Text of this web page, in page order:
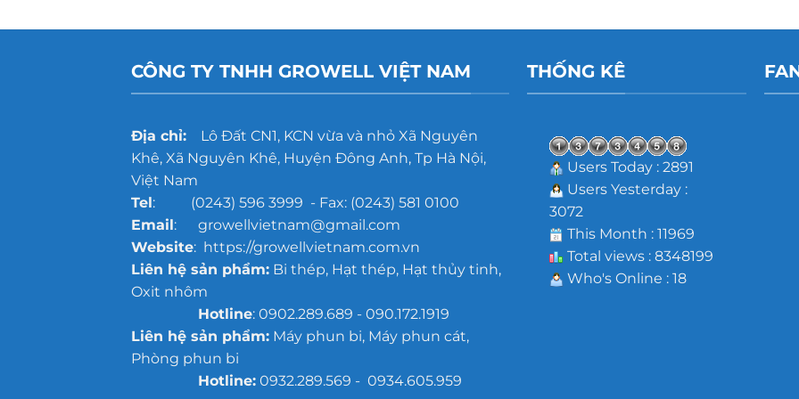
CÔNG TY TNHH GROWELL VIỆT NAM
Địa chỉ:Lô Đất CN1, KCN vừa và nhỏ Xã Nguyên
Khê, Xã Nguyên Khê, Huyện Đông Anh, Tp Hà Nội,
Việt Nam
Tel: (0243) 596 3999 - Fax: (0243) 581 0100
Email: growellvietnam@gmail.com
Website: https://growellvietnam.com.vn
Liên hệ sản phẩm:Bi thép, Hạt thép, Hạt thủy tinh,
Oxit nhôm
Hotline: 0902.289.689 - 090.172.1919
Liên hệ sản phẩm:Máy phun bi, Máy phun cát,
Phòng phun bi
Hotline:0932.289.569 - 0934.605.959
THỐNG KÊ
Users Today : 2891
Users Yesterday :
3072
This Month : 11969
Total views : 8348199
Who's Online : 18